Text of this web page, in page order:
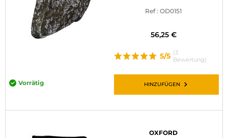
Ref : OD0151
56,25 €
5/5 (3
Bewertung)
Vorrätig HINZUFÜGEN
OXFORD